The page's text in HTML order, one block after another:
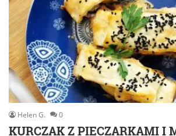
Helen G. 0
KURCZAK Z PIECZARKAMI I